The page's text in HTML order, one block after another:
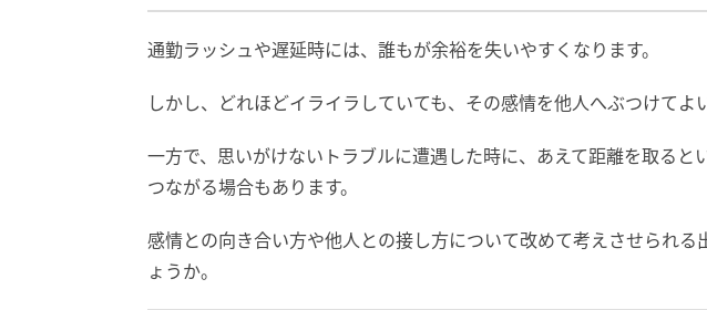
通勤ラッシュや遅延時には、誰もが余裕を失いやすくなります。
しかし、どれほどイライラしていても、その感情を他人へぶつけてよ
一方で、思いがけないトラブルに遭遇した時に、あえて距離を取ると
つながる場合もあります。
感情との向き合い方や他人との接し方について改めて考えさせられる
ょうか。